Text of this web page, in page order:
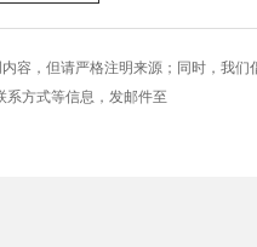
容，但请严格注明来源；同时，我们
系方式等信息，发邮件至